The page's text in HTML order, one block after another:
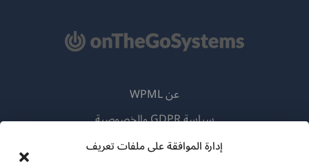
إدارة الموافقة على ملفات تعريف
عن WPML
سياسة GDPR والخصوصية
انضم إلى فريقنا(يفتح